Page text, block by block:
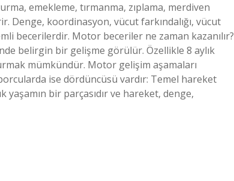
emekleme, tırmanma, zıplama, merdiven
Denge, koordinasyon, vücut farkındalığı, vücut
becerilerdir. Motor beceriler ne zaman kazanılır?
belirgin bir gelişme görülür. Özellikle 8 aylık
mümkündür. Motor gelişim aşamaları
ise dördüncüsü vardır: Temel hareket
bir parçasıdır ve hareket, denge,